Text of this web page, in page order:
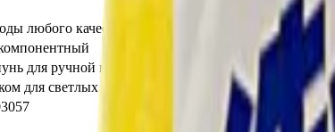
любого качества
для ручной мойки
для светлых авто 700 мл